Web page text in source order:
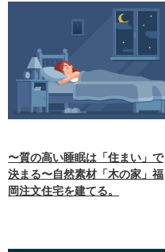
〜質の高い睡眠は「住まい」で
決まる〜自然素材「木の家」福
岡注文住宅を建てる。